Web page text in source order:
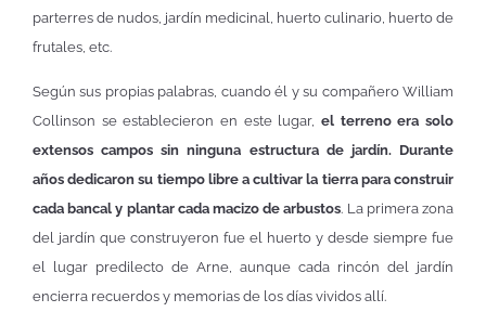
parterres de nudos, jardín medicinal, huerto culinario, huerto de
frutales, etc.
Según sus propias palabras, cuando él y su compañero William
Collinson se establecieron en este lugar, el terreno era solo
extensos campos sin ninguna estructura de jardín. Durante
años dedicaron su tiempo libre a cultivar la tierra para construir
cada bancal y plantar cada macizo de arbustos. La primera zona
del jardín que construyeron fue el huerto y desde siempre fue
el lugar predilecto de Arne, aunque cada rincón del jardín
encierra recuerdos y memorias de los días vividos allí.